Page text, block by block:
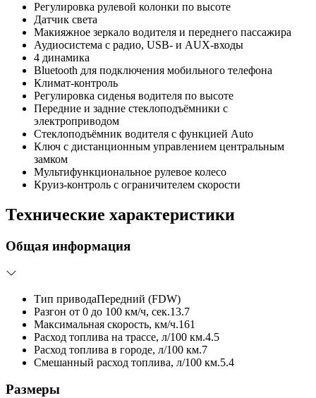
Регулировка рулевой колонки по высоте
Датчик света
Макияжное зеркало водителя и переднего пассажира
Аудиосистема с радио, USB- и AUX-входы
4 динамика
Bluetooth для подключения мобильного телефона
Климат-контроль
Регулировка сиденья водителя по высоте
Передние и задние стеклоподъёмники с
электроприводом
Стеклоподъёмник водителя с функцией Auto
Ключ с дистанционным управлением центральным
замком
Мультифункциональное рулевое колесо
Круиз-контроль с ограничителем скорости
Технические характеристики
Общая информация
Тип приводаПередний (FDW)
Разгон от 0 до 100 км/ч, сек.13.7
Максимальная скорость, км/ч.161
Расход топлива на трассе, л/100 км.4.5
Расход топлива в городе, л/100 км.7
Смешанный расход топлива, л/100 км.5.4
Размеры